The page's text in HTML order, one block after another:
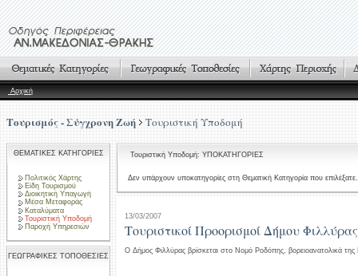
Αρχική
Τουρισμός - Σύγχρονη Ζωή Τουριστική Υποδομή
ΘΕΜΑΤΙΚΕΣ ΚΑΤΗΓΟΡΙΕΣ
Πολιτικός Χάρτης
Είδη Τουρισμού
Διοικητική Υπαγωγή
Μέσα Μεταφοράς
Καταλύματα
Τουριστική Υποδομή
Παροχή Υπηρεσιών
ΓΕΩΓΡΑΦΙΚΕΣ ΤΟΠΟΘΕΣΙΕΣ
Τουριστική Υποδομή: ΥΠΟΚΑΤΗΓΟΡΙΕΣ
Δεν υπάρχουν υποκατηγορίες στη Θεματική Κατηγορία που επιλέξατε.
13/03/2007
Τουριστικοί Προορισμοί Δήμου Φιλλύρας
Ο Δήμος Φιλλύρας βρίσκεται στο Νομό Ροδόπης, βορειοανατολικά της